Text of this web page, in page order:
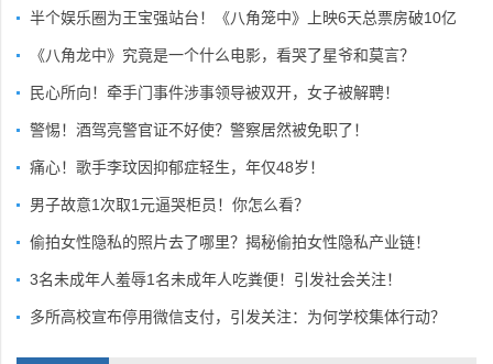
半个娱乐圈为王宝强站台！《八角笼中》上映6天总票房破10亿
《八角龙中》究竟是一个什么电影，看哭了星爷和莫言？
民心所向！牵手门事件涉事领导被双开，女子被解聘！
警惕！酒驾亮警官证不好使？警察居然被免职了！
痛心！歌手李玟因抑郁症轻生，年仅48岁！
男子故意1次取1元逼哭柜员！你怎么看？
偷拍女性隐私的照片去了哪里？揭秘偷拍女性隐私产业链！
3名未成年人羞辱1名未成年人吃粪便！引发社会关注！
多所高校宣布停用微信支付，引发关注：为何学校集体行动？